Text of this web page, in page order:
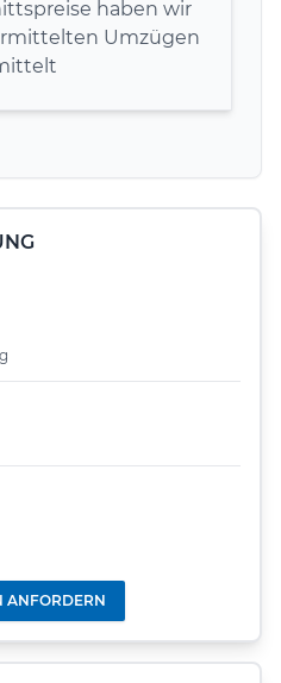
haben wir
Umzügen
ANFORDERN